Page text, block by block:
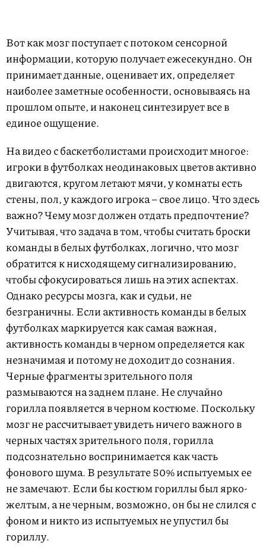
Вот как мозг поступает с потоком сенсорной
информации, которую получает ежесекундно. Он
принимает данные, оценивает их, определяет
наиболее заметные особенности, основываясь на
прошлом опыте, и наконец синтезирует все в
единое ощущение.
На видео с баскетболистами происходит многое:
игроки в футболках неодинаковых цветов активно
двигаются, кругом летают мячи, у комнаты есть
стены, пол, у каждого игрока – свое лицо. Что здесь
важно? Чему мозг должен отдать предпочтение?
Учитывая, что задача в том, чтобы считать броски
команды в белых футболках, логично, что мозг
обратится к нисходящему сигнализированию,
чтобы сфокусироваться лишь на этих аспектах.
Однако ресурсы мозга, как и судьи, не
безграничны. Если активность команды в белых
футболках маркируется как самая важная,
активность команды в черном определяется как
незначимая и потому не доходит до сознания.
Черные фрагменты зрительного поля
размываются на заднем плане. Не случайно
горилла появляется в черном костюме. Поскольку
мозг не рассчитывает увидеть ничего важного в
черных частях зрительного поля, горилла
подсознательно воспринимается как часть
фонового шума. В результате 50% испытуемых ее
не замечают. Если бы костюм гориллы был ярко-
желтым, а не черным, возможно, он бы не слился с
фоном и никто из испытуемых не упустил бы
гориллу.